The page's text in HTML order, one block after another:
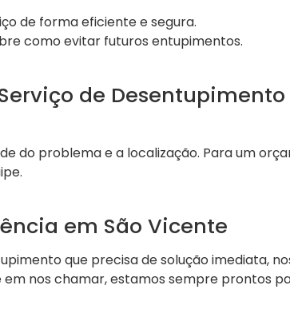
de forma eficiente e segura.
como evitar futuros entupimentos.
de
do problema e a localização. Para um
em São Vicente
que precisa de solução imediata,
nos chamar, estamos sempre prontos